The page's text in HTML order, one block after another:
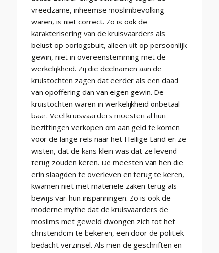
vreedzame, inheemse moslimbevolking
waren, is niet correct. Zo is ook de
karakterisering van de kruisvaarders als
belust op oorlogsbuit, alleen uit op persoonlijk
gewin, niet in overeenstemming met de
werkelijkheid. Zij die deelnamen aan de
kruistochten zagen dat eerder als een daad
van opoffering dan van eigen gewin. De
kruistochten waren in werkelijkheid onbetaal-
baar. Veel kruisvaarders moesten al hun
bezittingen verkopen om aan geld te komen
voor de lange reis naar het Heilige Land en ze
wisten, dat de kans klein was dat ze levend
terug zouden keren. De meesten van hen die
erin slaagden te overleven en terug te keren,
kwamen niet met materiële zaken terug als
bewijs van hun inspanningen. Zo is ook de
moderne mythe dat de kruisvaarders de
moslims met geweld dwongen zich tot het
christendom te bekeren, een door de politiek
bedacht verzinsel. Als men de geschriften en